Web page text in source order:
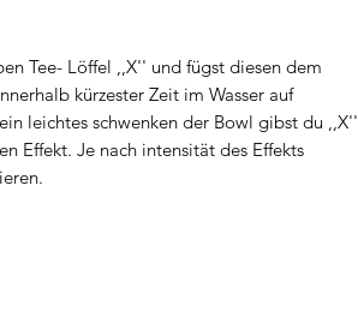
Tee- Löffel ,,X'' und fügst diesen dem
kürzester Zeit im Wasser auf
leichtes schwenken der Bowl gibst du ,,X''
Effekt. Je nach intensität des Effekts